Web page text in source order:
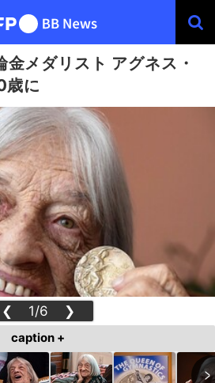
メダリスト アグネス・
歳に
❮ 1/6 ❯
caption +